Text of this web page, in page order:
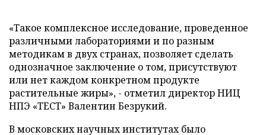
«Такое комплексное исследование, проведенное
различными лабораториями и по разным
методикам в двух странах, позволяет сделать
однозначное заключение о том, присутствуют
или нет каждом конкретном продукте
растительные жиры», - отметил директор НИЦ
НПЭ «ТЕСТ» Валентин Безрукий.
В московских научных институтах было